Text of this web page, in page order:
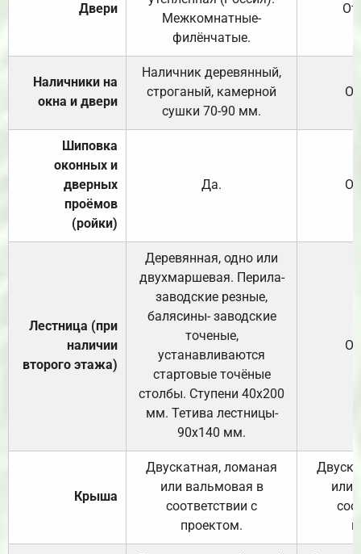
Двери
Межкомнатные-
филёнчатые.
Наличники на
окна и двери
Наличник деревянный,
строганый, камерной
сушки 70-90 мм.
Шиповка
оконных и
дверных
проёмов
(ройки)
Да.
Лестница (при
наличии
второго этажа)
Деревянная, одно или
двухмаршевая. Перила-
заводские резные,
балясины- заводские
точеные,
устанавливаются
стартовые точёные
столбы. Ступени 40х200
мм. Тетива лестницы-
90х140 мм.
Крыша
Двускатная, ломаная
или вальмовая в
соответствии с
проектом.
или